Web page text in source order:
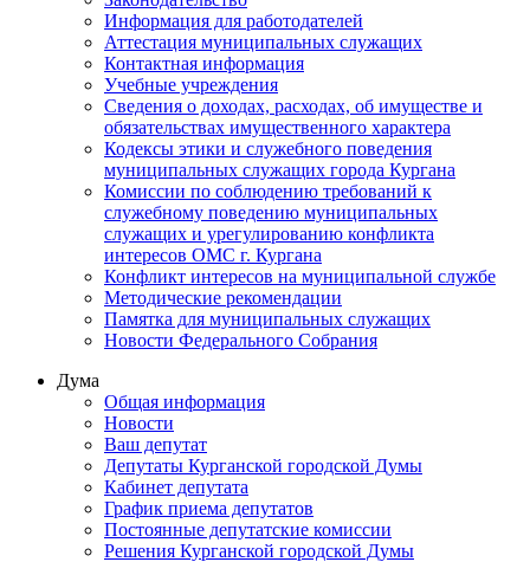
Информация для работодателей
Аттестация муниципальных служащих
Контактная информация
Учебные учреждения
Сведения о доходах, расходах, об имуществе и
обязательствах имущественного характера
Кодексы этики и служебного поведения
муниципальных служащих города Кургана
Комиссии по соблюдению требований к
служебному поведению муниципальных
служащих и урегулированию конфликта
интересов ОМС г. Кургана
Конфликт интересов на муниципальной службе
Методические рекомендации
Памятка для муниципальных служащих
Новости Федерального Cобрания
Дума
Общая информация
Новости
Ваш депутат
Депутаты Курганской городской Думы
Кабинет депутата
График приема депутатов
Постоянные депутатские комиссии
Решения Курганской городской Думы